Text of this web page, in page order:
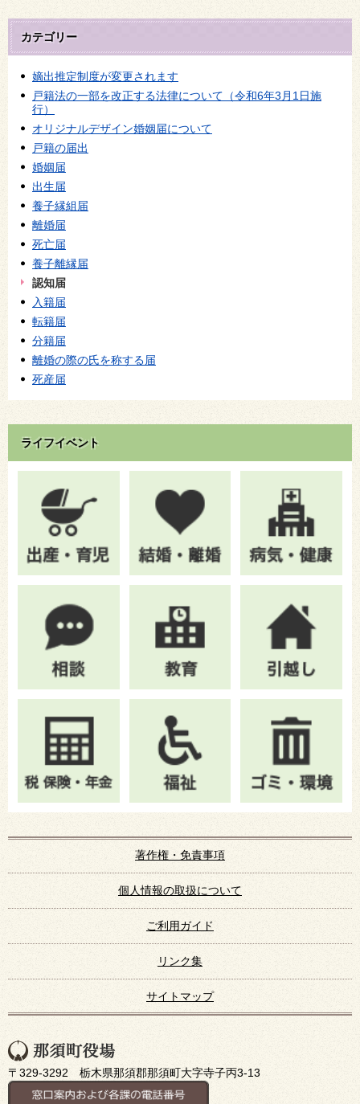
カテゴリー
嫡出推定制度が変更されます
戸籍法の一部を改正する法律について（令和6年3月1日施
行）
オリジナルデザイン婚姻届について
戸籍の届出
婚姻届
出生届
養子縁組届
離婚届
死亡届
養子離縁届
認知届
入籍届
転籍届
分籍届
離婚の際の氏を称する届
死産届
ライフイベント
著作権・免責事項
個人情報の取扱について
ご利用ガイド
リンク集
サイトマップ
〒329-3292 栃木県那須郡那須町大字寺子丙3-13